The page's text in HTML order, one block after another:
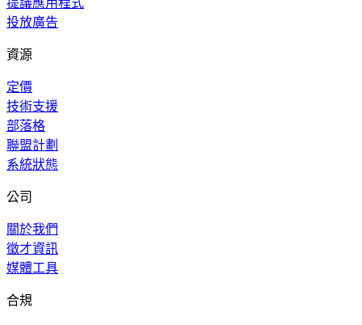
提議應用程式
投放廣告
資源
定價
技術支援
部落格
聯盟計劃
系統狀態
公司
關於我們
徵才資訊
媒體工具
合規